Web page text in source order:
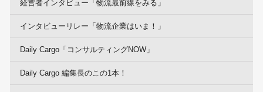
経営者インタビュー「物流最前線をみる」
インタビューリレー「物流企業はいま！」
Daily Cargo「コンサルティングNOW」
Daily Cargo 編集長のこの1本！